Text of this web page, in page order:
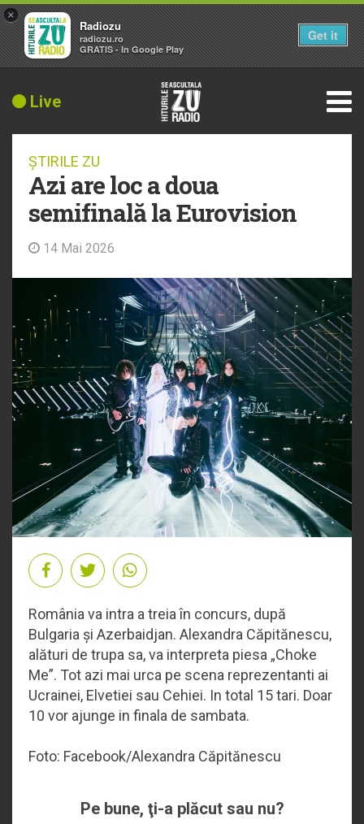
Live
ȘTIRILE ZU
Azi are loc a doua
semifinală la Eurovision
14 Mai 2026
România va intra a treia în concurs, după
Bulgaria și Azerbaidjan. Alexandra Căpitănescu,
alături de trupa sa, va interpreta piesa „Choke
Me”. Tot azi mai urca pe scena reprezentanti ai
Ucrainei, Elvetiei sau Cehiei. In total 15 tari. Doar
10 vor ajunge in finala de sambata.
Foto: Facebook/Alexandra Căpitănescu
Pe bune, ţi-a plăcut sau nu?
×
Radiozu
radiozu.ro
GRATIS - In Google Play
Get it